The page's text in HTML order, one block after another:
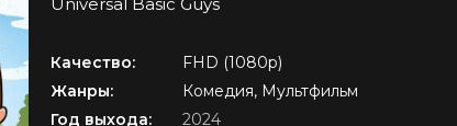
Качество:
FHD (1080p)
Жанры:
Комедия, Мультфильм
Год выхода:
2024